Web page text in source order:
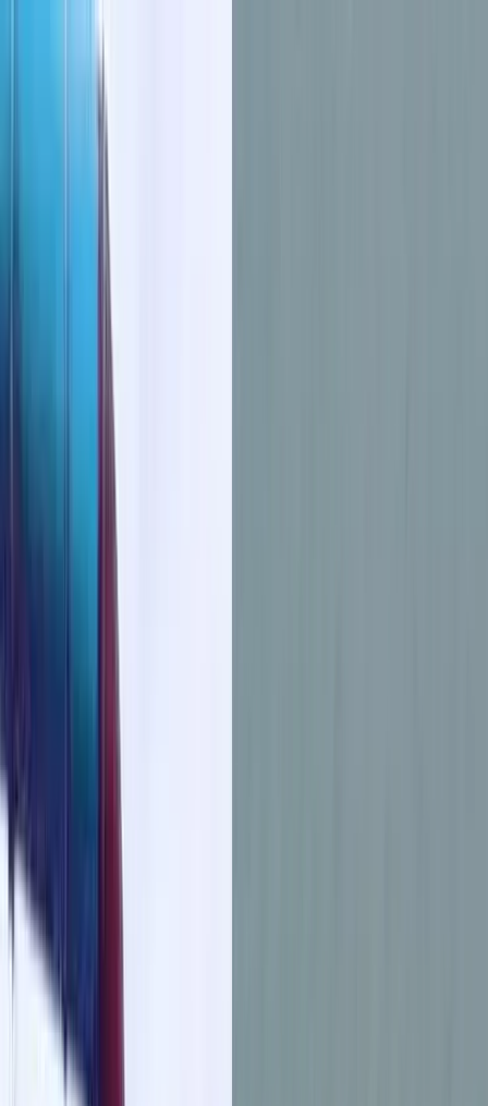
ভোলার মেঘনা-তেঁতুলিয়ায় অবৈধ বালু
উত্তোলন বন্ধে বিভিন্ন সরকারি দপ্তরে আইনি
নোটিশ
শনিবার, ০৮ আগস্ট ২০২৬
২৪ শ্রাবণ ১৪৩৩ বঙ্গাব্দ
ঝালকাঠি
বরগুনা